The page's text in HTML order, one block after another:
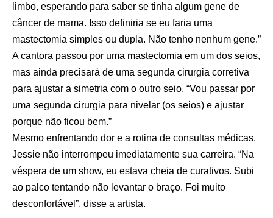
limbo, esperando para saber se tinha algum gene de
câncer de mama. Isso definiria se eu faria uma
mastectomia simples ou dupla. Não tenho nenhum gene.”
A cantora passou por uma mastectomia em um dos seios,
mas ainda precisará de uma segunda cirurgia corretiva
para ajustar a simetria com o outro seio. “Vou passar por
uma segunda cirurgia para nivelar (os seios) e ajustar
porque não ficou bem.”
Mesmo enfrentando dor e a rotina de consultas médicas,
Jessie não interrompeu imediatamente sua carreira. “Na
véspera de um show, eu estava cheia de curativos. Subi
ao palco tentando não levantar o braço. Foi muito
desconfortável”, disse a artista.